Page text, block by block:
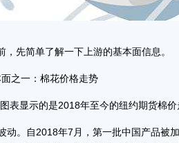
先简单了解一下上游的基本面信息。
一：棉花价格走势
显示的是2018年至今的纽约期货棉价
。自2018年7月，第一批中国产品被